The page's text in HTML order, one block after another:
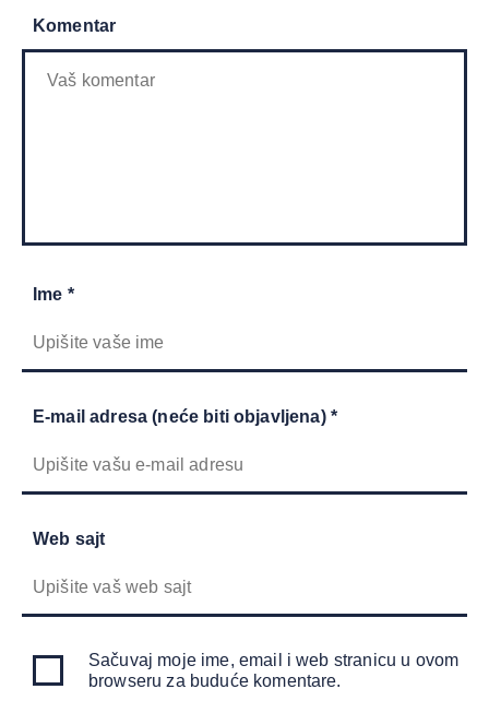
Komentar
Ime *
E-mail adresa (neće biti objavljena) *
Web sajt
Sačuvaj moje ime, email i web stranicu u ovom
browseru za buduće komentare.